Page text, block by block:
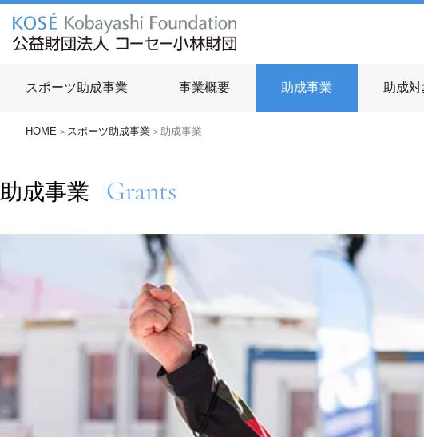
スポーツ助成事業 事業概要 助成事業 助成
HOME > スポーツ助成事業 > 助成事業
助成事業 Grants